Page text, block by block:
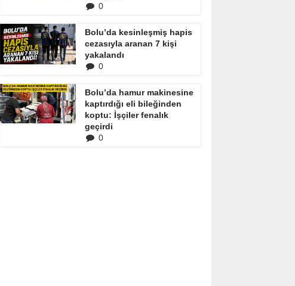
0
Bolu’da kesinleşmiş hapis
cezasıyla aranan 7 kişi
yakalandı
0
Bolu’da hamur makinesine
kaptırdığı eli bileğinden
koptu: İşçiler fenalık
geçirdi
0